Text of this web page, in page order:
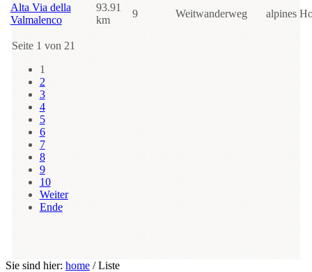
Alta Via della
Valmalenco
93.91
km
9 Weitwanderweg alpines
Seite 1 von 21
1
2
3
4
5
6
7
8
9
10
Weiter
Ende
Sie sind hier: home /Liste